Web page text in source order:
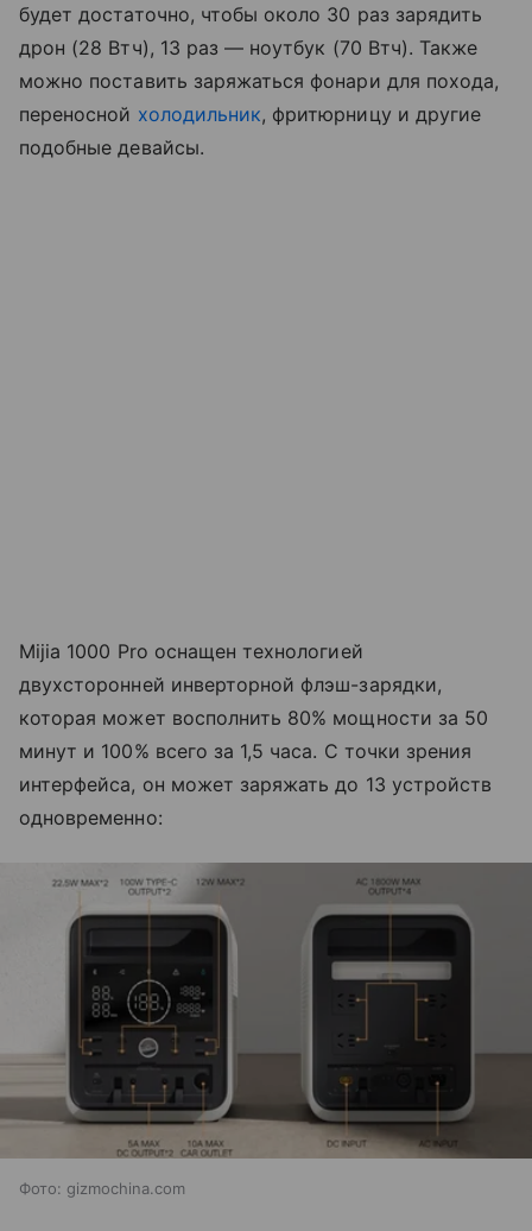
будет достаточно, чтобы около 30 раз зарядить
дрон (28 Втч), 13 раз— ноутбук (70 Втч). Также
можно поставить заряжаться фонари для похода,
переносной холодильник, фритюрницу и другие
подобные девайсы.
Mijia 1000 Pro оснащен технологией
двухсторонней инверторной флэш-зарядки,
которая может восполнить 80% мощности за 50
минут и 100% всего за 1,5 часа. С точки зрения
интерфейса, он может заряжать до 13 устройств
одновременно:
​Фото: gizmochina.com